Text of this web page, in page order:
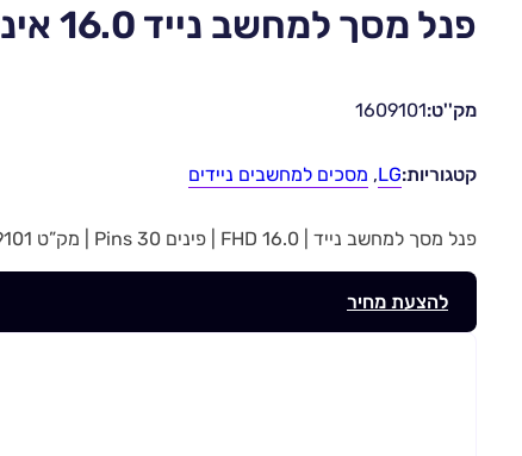
פנל מסך למחשב נייד 16.0 אינץ’ B160UAN03.3 FHD
מק''ט:1609101
קטגוריות:LG
, מסכים למחשבים ניידים
פנל מסך למחשב נייד | 16.0 FHD | פינים 30 Pins | מק”ט 1609101
להצעת מחיר